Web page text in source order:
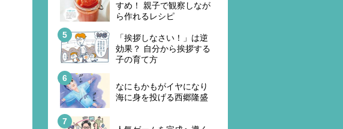
すめ！ 親子で観察しなが
ら作れるレシピ
「挨拶しなさい！」は逆
効果？ 自分から挨拶する
子の育て方
なにもかもがイヤになり
海に身を投げる西郷隆盛